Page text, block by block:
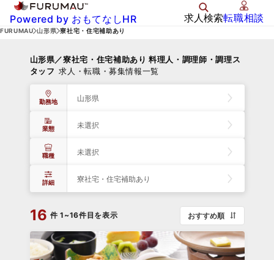
Powered by おもてなしHR 求人検索転職相談
FURUMAU 山形県 寮社宅・住宅補助あり
山形県／寮社宅・住宅補助あり 料理人・調理師・調理ス
タッフ 求人・転職・募集情報一覧
勤務地 山形県
業態 未選択
職種 未選択
詳細 寮社宅・住宅補助あり
16 件 1~16件目を表示 おすすめ順